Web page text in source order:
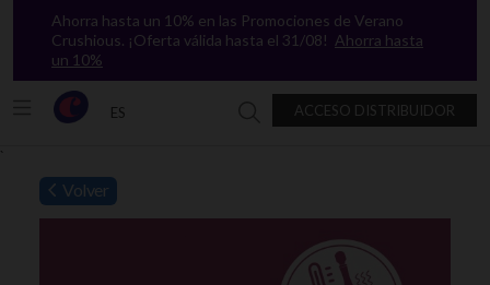
`
Ahorra hasta un 10% en las Promociones de Verano
Crushious. ¡Oferta válida hasta el 31/08! Ahorra hasta
un 10%
ES ACCESO DISTRIBUIDOR
Buscar en Crushious
Volver